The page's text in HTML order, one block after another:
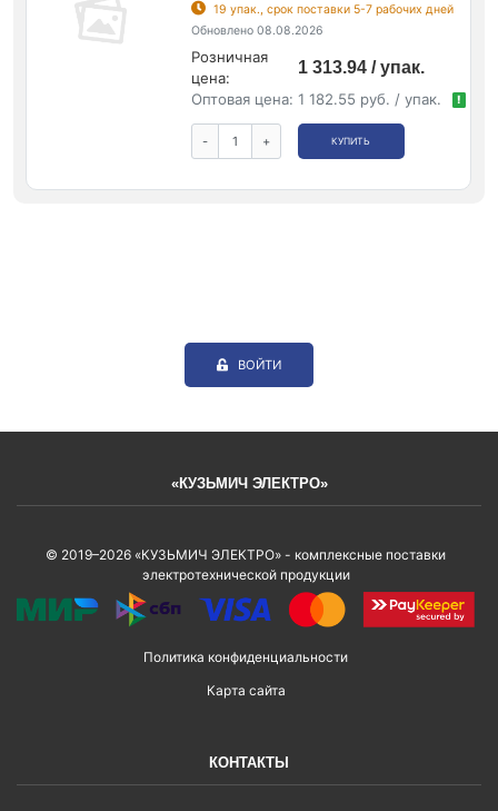
19 упак., срок поставки 5-7 рабочих дней
Обновлено 08.08.2026
Розничная
цена:
1 313.94 / упак.
Оптовая цена: 1 182.55 руб. / упак. !
- + КУПИТЬ
ВОЙТИ
«КУЗЬМИЧ ЭЛЕКТРО»
© 2019–2026 «КУЗЬМИЧ ЭЛЕКТРО» - комплексные поставки
электротехнической продукции
Политика конфиденциальности
Карта сайта
КОНТАКТЫ